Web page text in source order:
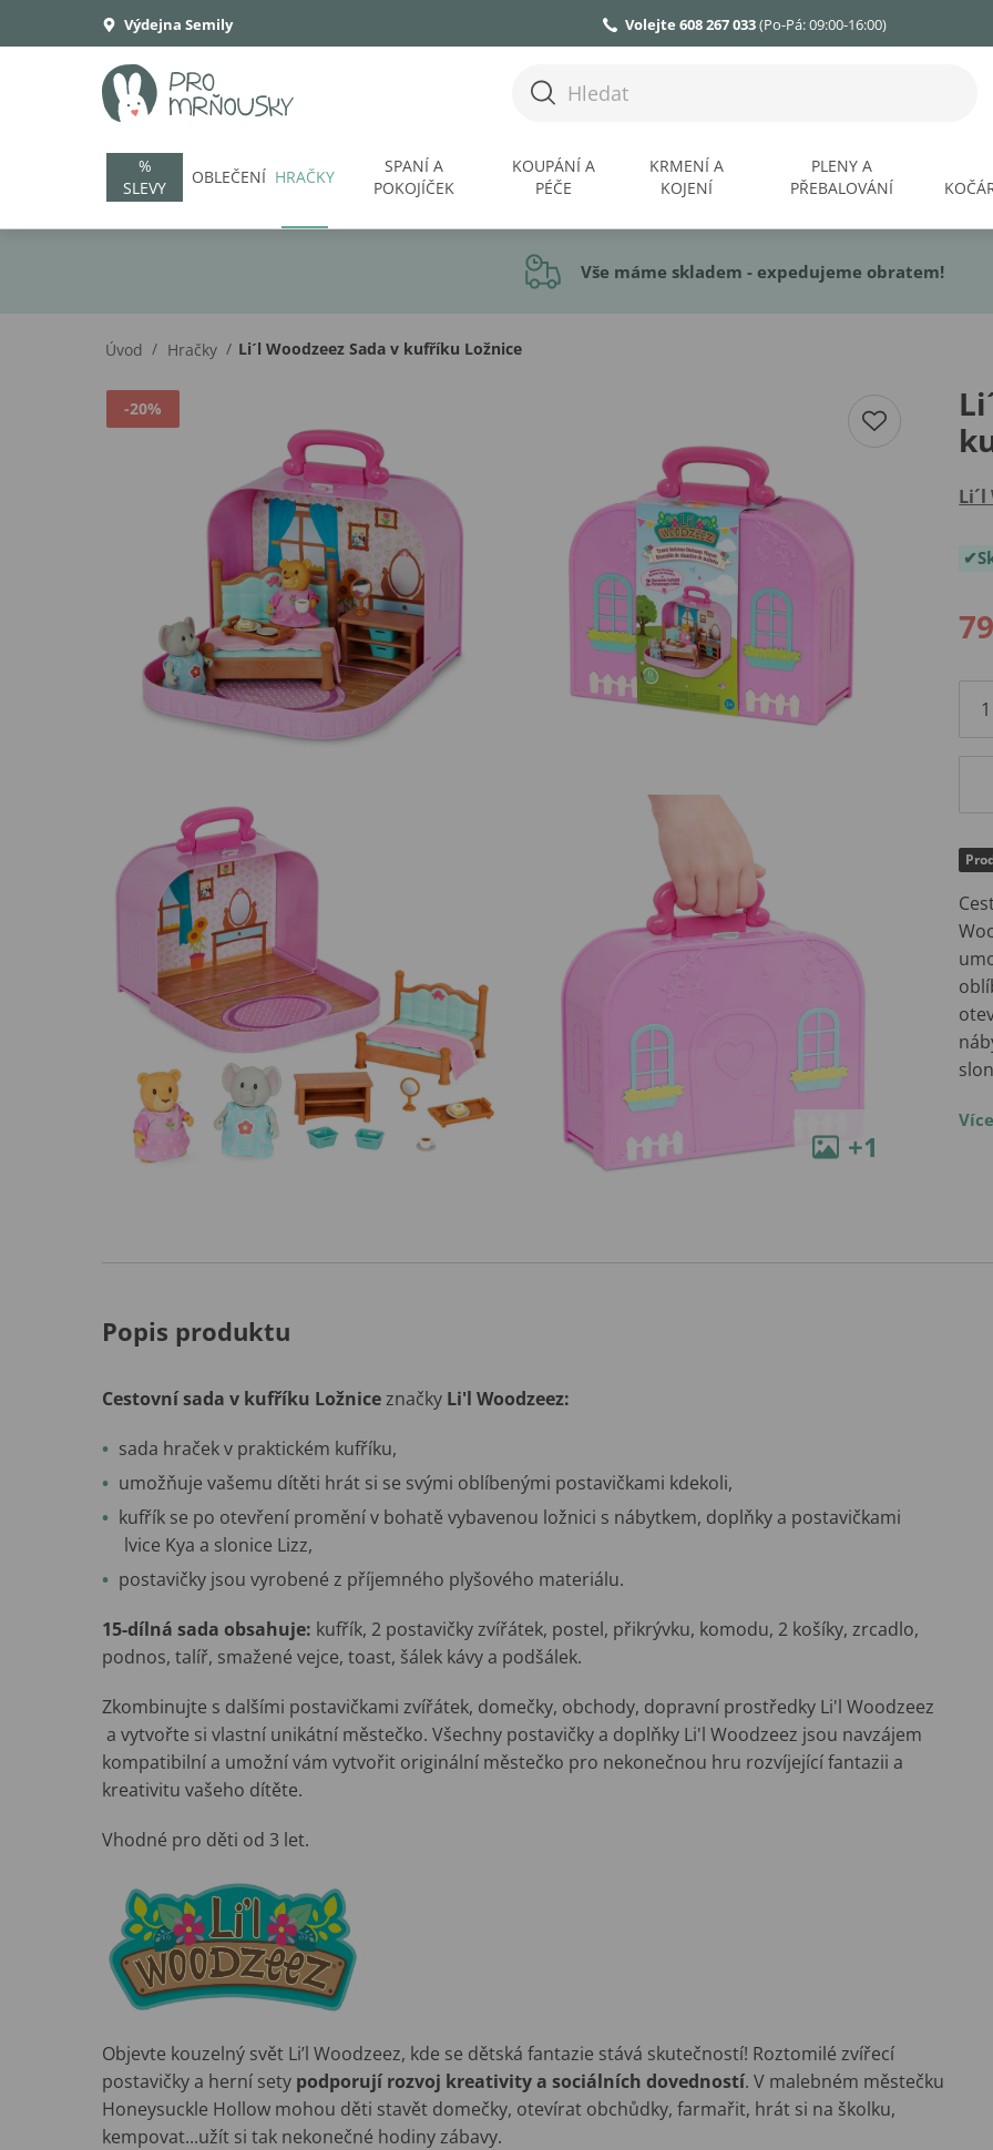
Výdejna Semily Volejte 608 267 033(Po-Pá: 09:00-16:00)
%
SLEVY
OBLEČENÍ HRAČKY
SPANÍ A
POKOJÍČEK
KOUPÁNÍ A
PÉČE
KRMENÍ A
KOJENÍ
PLENY A
PŘEBALOVÁNÍ
Vše máme skladem - expedujeme obratem!
Úvod / Hračky / Li´l Woodzeez Sada v kufříku Ložnice
Li´l
-20%
+1
Popis produktu
Cestovní sada v kufříku Ložniceznačky Li'l Woodzeez:
sada hraček v praktickém kufříku,
umožňuje vašemu dítěti hrát si se svými oblíbenými postavičkami kdekoli,
kufřík se po otevření promění v bohatě vybavenou ložnici s nábytkem, doplňky a postavičkami
lvice Kya a slonice Lizz,
postavičky jsou vyrobené z příjemného plyšového materiálu.
15-dílná sada obsahuje: kufřík, 2 postavičky zvířátek, postel, přikrývku, komodu, 2 košíky, zrcadlo,
podnos, talíř, smažené vejce, toast, šálek kávy a podšálek.
Zkombinujte s dalšími postavičkami zvířátek, domečky, obchody, dopravní prostředky Li'l Woodzeez
a vytvořte si vlastní unikátní městečko. Všechny postavičky a doplňky Li'l Woodzeez jsou navzájem
kompatibilní a umožní vám vytvořit originální městečko pro nekonečnou hru rozvíjející fantazii a
kreativitu vašeho dítěte.
Vhodné pro děti od 3 let.
Objevte kouzelný svět Li’l Woodzeez, kde se dětská fantazie stává skutečností! Roztomilé zvířecí
postavičky a herní sety podporují rozvoj kreativity a sociálních dovedností. V malebném městečku
Honeysuckle Hollow mohou děti stavět domečky, otevírat obchůdky, farmařit, hrát si na školku,
kempovat...užít si tak nekonečné hodiny zábavy.